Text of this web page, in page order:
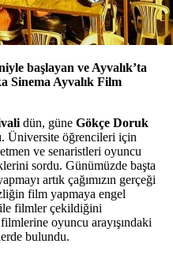
başlayan ve Ayvalık’ta
Sinema Ayvalık Film
dün, güne Gökçe Doruk
Üniversite öğrencileri için
ve senaristleri oyuncu
sordu. Günümüzde başta
artık çağımızın gerçeği
film yapmaya engel
filmler çekildiğini
oyuncu arayışındaki
bulundu.